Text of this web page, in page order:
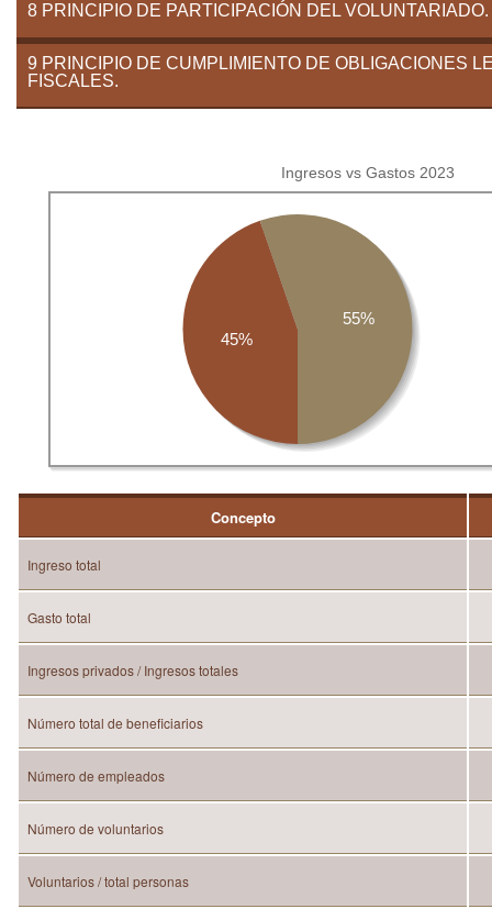
8 PRINCIPIO DE PARTICIPACIÓN DEL VOLUNTARIADO.
9 PRINCIPIO DE CUMPLIMIENTO DE OBLIGACIONES
FISCALES.
Ingresos vs Gastos 2023
45%
55%
Concepto
Ingreso total
Gasto total
Ingresos privados / Ingresos totales
Número total de beneficiarios
Número de empleados
Número de voluntarios
Voluntarios / total personas